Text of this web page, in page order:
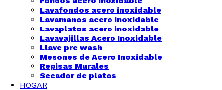
Lavafondos acero inoxidable
Lavamanos acero inoxidable
Lavaplatos acero inoxidable
Lavavajillas Acero Inoxidable
Llave pre wash
Mesones de Acero Inoxidable
Repisas Murales
Secador de platos
HOGAR